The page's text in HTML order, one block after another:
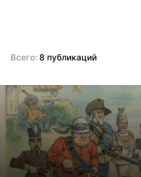
Всего: 8 публикаций